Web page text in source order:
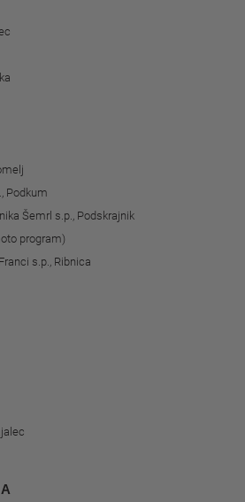
Podkum
Šemrl s.p., Podskrajnik
program)
s.p., Ribnica